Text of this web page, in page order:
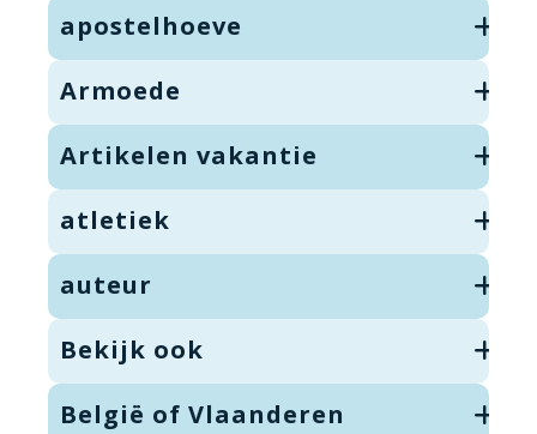
apostelhoeve
Armoede
Artikelen vakantie
atletiek
auteur
Bekijk ook
België of Vlaanderen